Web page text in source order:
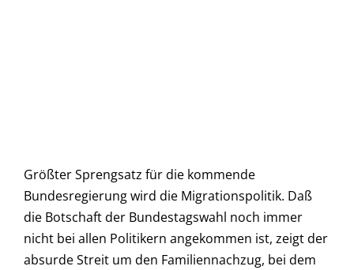
Größter Sprengsatz für die kommende
Bundesregierung wird die Migrationspolitik. Daß
die Botschaft der Bundestagswahl noch immer
nicht bei allen Politikern angekommen ist, zeigt der
absurde Streit um den Familiennachzug, bei dem